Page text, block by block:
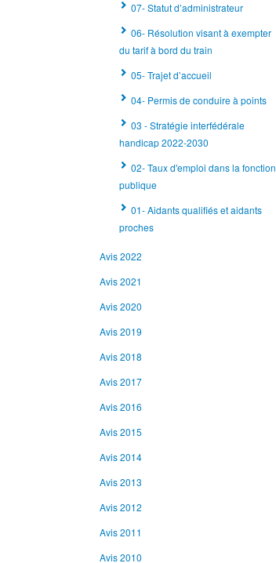
07- Statut d’administrateur
06- Résolution visant à exempter
du tarif à bord du train
05- Trajet d’accueil
04- Permis de conduire à points
03 - Stratégie interfédérale
handicap 2022-2030
02- Taux d'emploi dans la fonction
publique
01- Aidants qualifiés et aidants
proches
Avis 2022
Avis 2021
Avis 2020
Avis 2019
Avis 2018
Avis 2017
Avis 2016
Avis 2015
Avis 2014
Avis 2013
Avis 2012
Avis 2011
Avis 2010